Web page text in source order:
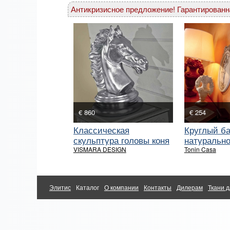
Антикризисное предложение!
€ 860
Классическая
скульптура головы коня
VISMARA DESIGN
€ 254
Круглый
Tonin Casa
Элитис Каталог О компании Контакты Дилерам Ткани